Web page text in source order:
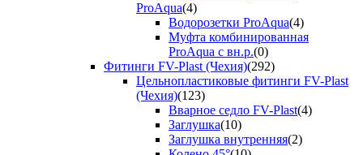
ProAqua(4)
Водорозетки ProAqua(4)
Муфта комбинированная
ProAqua с вн.р.(0)
Фитинги FV-Plast (Чехия)(292)
Цельнопластиковые фитинги FV-Plast
(Чехия)(123)
Вварное седло FV-Plast(4)
Заглушка(10)
Заглушка внутренняя(2)